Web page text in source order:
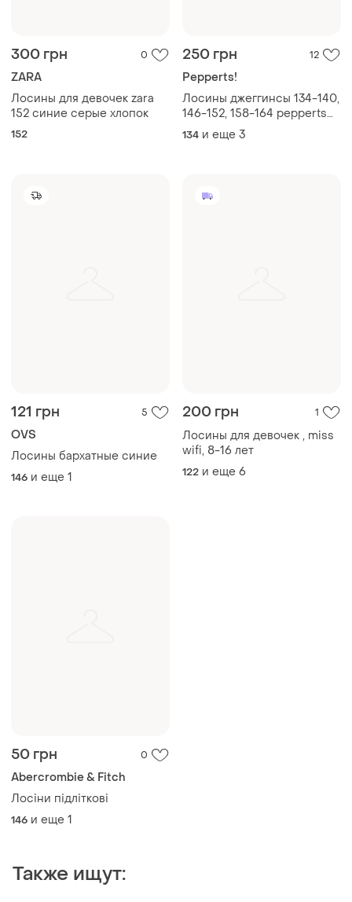
300 грн 0
ZARA
Лосины для девочек zara
152 синие серые хлопок
152
250 грн 12
Pepperts!
Лосины джеггинсы 134-140,
146-152, 158-164 pepperts
нитенький хлопок
134 и еще 3
121 грн 5
OVS
Лосины бархатные синие
146 и еще 1
200 грн 1
Лосины для девочек , miss
wifi, 8-16 лет
122 и еще 6
50 грн 0
Abercrombie & Fitch
Лосіни підліткові
146 и еще 1
Также ищут: